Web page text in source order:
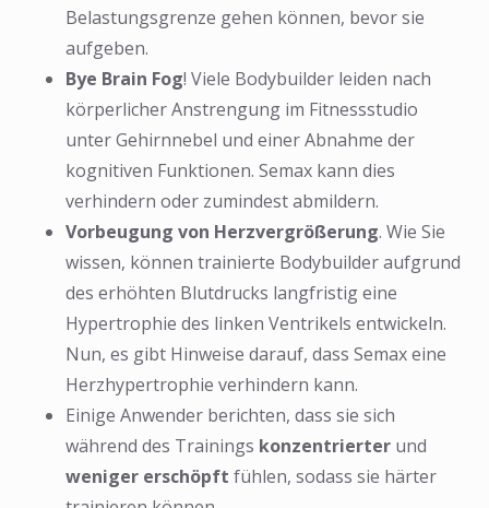
Belastungsgrenze gehen können, bevor sie
aufgeben.
Bye Brain Fog! Viele Bodybuilder leiden nach
körperlicher Anstrengung im Fitnessstudio
unter Gehirnnebel und einer Abnahme der
kognitiven Funktionen. Semax kann dies
verhindern oder zumindest abmildern.
Vorbeugung von Herzvergrößerung. Wie Sie
wissen, können trainierte Bodybuilder aufgrund
des erhöhten Blutdrucks langfristig eine
Hypertrophie des linken Ventrikels entwickeln.
Nun, es gibt Hinweise darauf, dass Semax eine
Herzhypertrophie verhindern kann.
Einige Anwender berichten, dass sie sich
während des Trainings konzentrierter und
weniger erschöpft fühlen, sodass sie härter